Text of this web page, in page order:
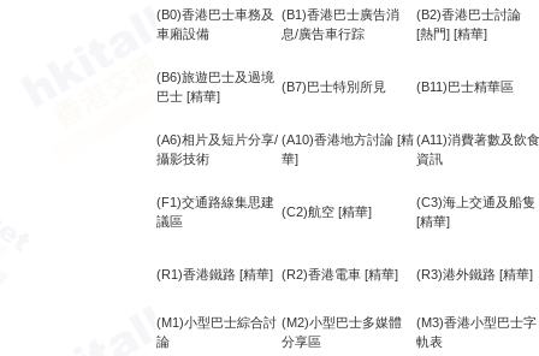
(B0)香港巴士車務及
車廂設備
(B1)香港巴士廣告消
息/廣告車行踪
(B2)香港巴士討論
[熱門] [精華]
(B6)旅遊巴士及過境
巴士 [精華]
(B7)巴士特別所見 (B11)巴士精華區
(A6)相片及短片分享/
攝影技術
(A10)香港地方討論 [精
華]
(A11)消費著數及飲食
資訊
(F1)交通路線集思建
議區
(C2)航空 [精華]
(C3)海上交通及船隻
[精華]
(R1)香港鐵路 [精華] (R2)香港電車 [精華] (R3)港外鐵路 [精華]
(M1)小型巴士綜合討
論
(M2)小型巴士多媒體
分享區
(M3)香港小型巴士字
軌表